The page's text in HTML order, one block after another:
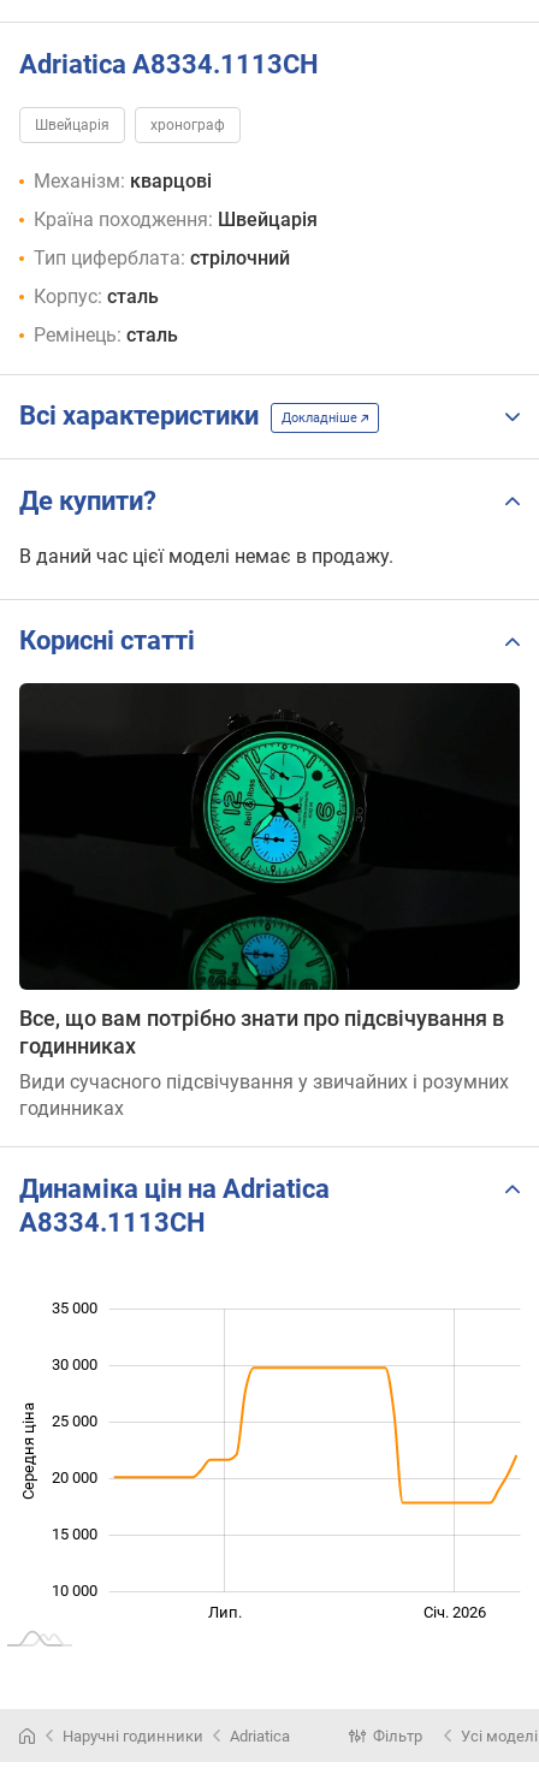
Adriatica A8334.1113CH
Швейцарія хронограф
Механізм: кварцові
Країна походження: Швейцарія
Тип циферблата: стрілочний
Корпус: сталь
Ремінець: сталь
Всі характеристики Докладніше
Де купити?
В даний час цієї моделі немає в продажу.
Корисні статті
Все, що вам потрібно знати про підсвічування в
годинниках
Види сучасного підсвічування у звичайних і розумних
годинниках
Динаміка цін на Adriatica
A8334.1113CH
Середня ціна
10 000
15 000
20 000
25 000
30 000
35 000
Лип. Січ. 2026
Наручні годинники Adriatica Фільтр Усі моделі